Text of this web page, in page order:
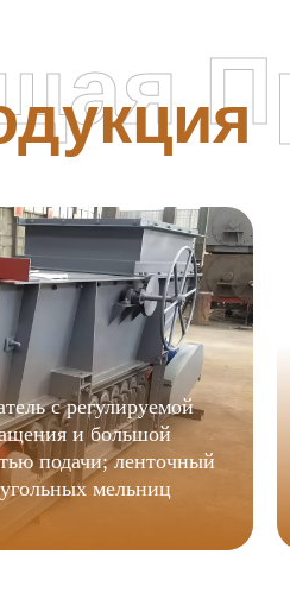
с регулируемой
и большой
подачи; ленточный
мельниц